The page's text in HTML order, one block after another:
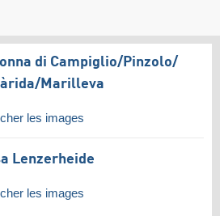
di Campiglio/​Pinzolo/​
​Marilleva
les images
Lenzerheide
les images